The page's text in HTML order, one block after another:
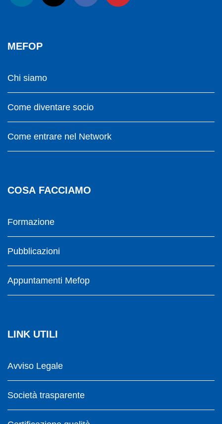
MEFOP
Chi siamo
Come diventare socio
Come entrare nel Network
COSA FACCIAMO
Formazione
Pubblicazioni
Appuntamenti Mefop
LINK UTILI
Avviso Legale
Società trasparente